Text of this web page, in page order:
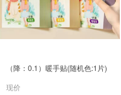
（降：0.1）暖手贴(随机色:1片)
现价